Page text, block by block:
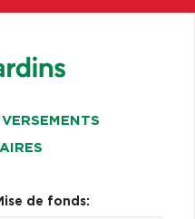
de fonds: